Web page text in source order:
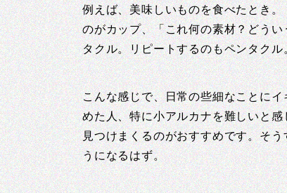
例えば、美味しいものを食べたとき
のがカップ、「これ何の素材？どう
タクル。リピートするのもペンタクル
こんな感じで、日常の些細なことに
めた人、特に小アルカナを難しいと
見つけまくるのがおすすめです。そ
うになるはず。